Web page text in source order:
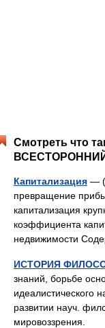
Смотреть что
ВСЕСТОРОННИЙ
Капитализация —
превращение
капитализация
коэффициента
недвижимости
ИСТОРИЯ
знаний, борьбе
идеалистического
развитии науч.
мировоззрения.